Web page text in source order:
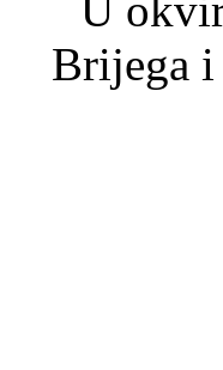
Brijega i